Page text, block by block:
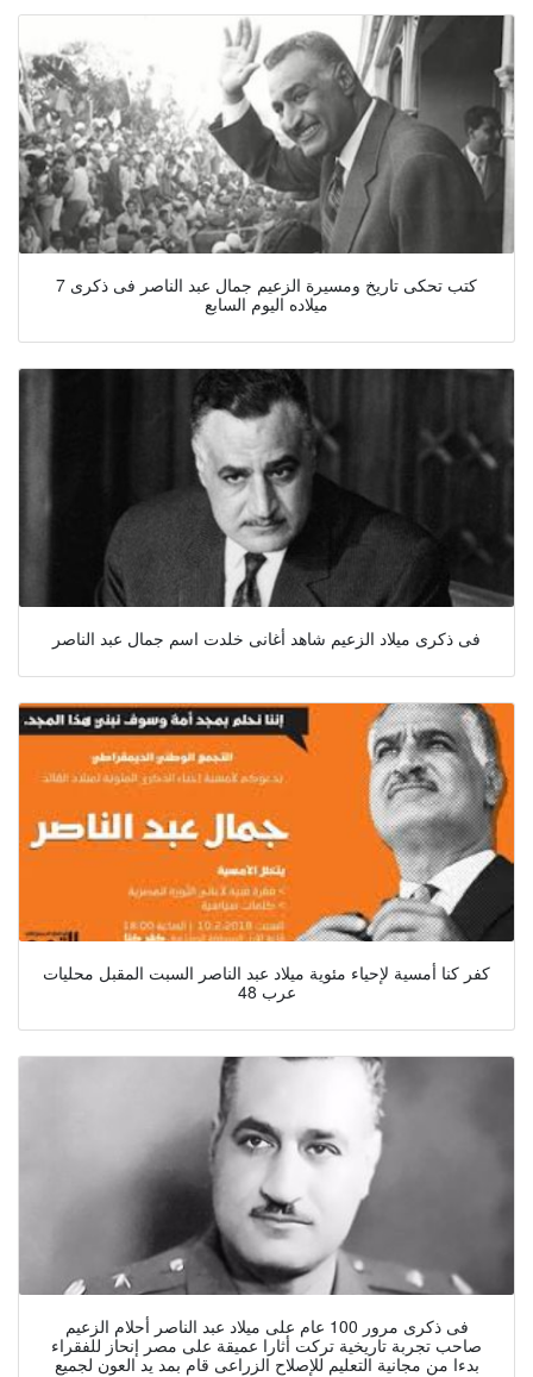
7 كتب تحكى تاريخ ومسيرة الزعيم جمال عبد الناصر فى ذكرى
ميلاده اليوم السابع
فى ذكرى ميلاد الزعيم شاهد أغانى خلدت اسم جمال عبد الناصر
كفر كنا أمسية لإحياء مئوية ميلاد عبد الناصر السبت المقبل محليات
عرب 48
فى ذكرى مرور 100 عام على ميلاد عبد الناصر أحلام الزعيم
صاحب تجربة تاريخية تركت أثارا عميقة على مصر إنحاز للفقراء
بدءا من مجانية التعليم للإصلاح الزراعى قام بمد يد العون لجميع